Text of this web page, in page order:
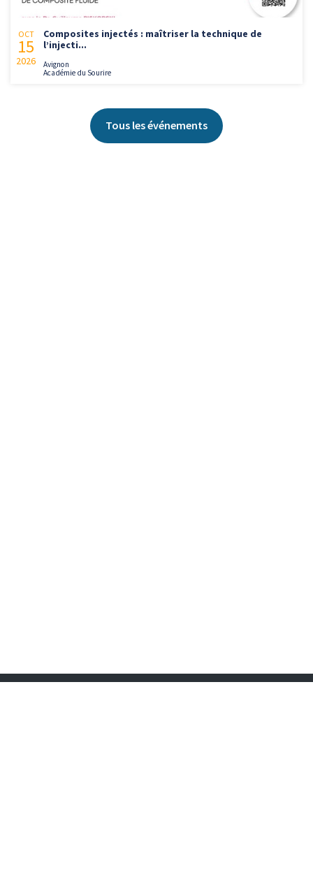
OCT
15
2026
Composites injectés : maîtriser la technique de
l’injecti...
Avignon
Académie du Sourire
Tous les événements